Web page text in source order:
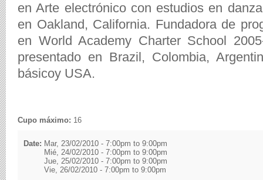
en Arte electrónico con estudios en
en Oakland, California. Fundadora de
en World Academy Charter School
presentado en Brazil, Colombia,
básicoy USA.
Cupo máximo: 16
Date: Mar, 23/02/2010 - 7:00pm to 9:00pm
Mié, 24/02/2010 - 7:00pm to 9:00pm
Jue, 25/02/2010 - 7:00pm to 9:00pm
Vie, 26/02/2010 - 7:00pm to 9:00pm